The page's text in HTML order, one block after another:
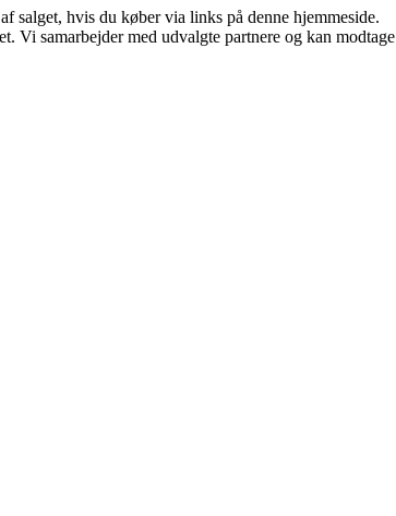
salget, hvis du køber via links på denne hjemmeside.
Vi samarbejder med udvalgte partnere og kan